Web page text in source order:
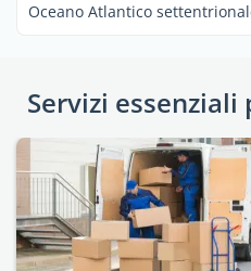
Oceano Atlantico
Servizi